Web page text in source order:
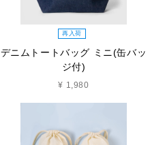
再入荷
デニムトートバッグ ミニ(缶バッ
ジ付)
¥ 1,980